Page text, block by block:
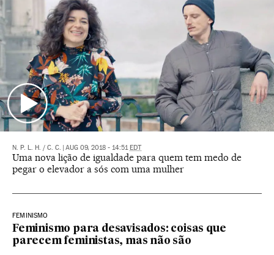
N. P. L. H. / C. C. AUG 09, 2018 - 14:51 EDT
Uma nova lição de igualdade para quem tem medo de
pegar o elevador a sós com uma mulher
FEMINISMO
Feminismo para desavisados: coisas que
parecem feministas, mas não são